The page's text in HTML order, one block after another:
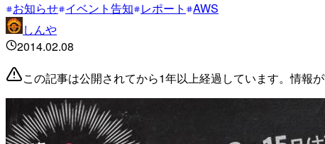
お知らせ イベント告知 レポート
AWS
しんや
2014.02.08
この記事は公開されてから1年以上経過しています。情報